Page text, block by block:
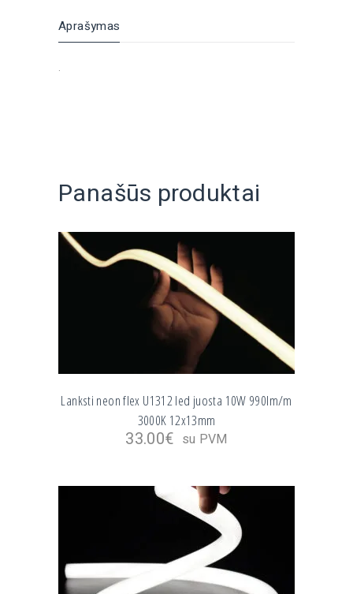
Aprašymas
.
Panašūs produktai
Lanksti neon flex U1312 led juosta 10W 990lm/m
3000K 12x13mm
33.00€ su PVM